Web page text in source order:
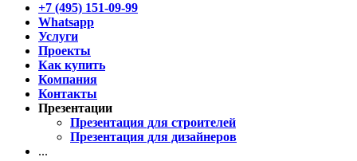
+7 (495) 151-09-99
Whatsapp
Услуги
Проекты
Как купить
Компания
Контакты
Презентации
Презентация для строителей
Презентация для дизайнеров
...